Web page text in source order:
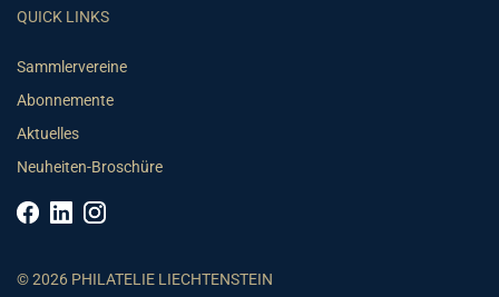
QUICK LINKS
Sammlervereine
Abonnemente
Aktuelles
Neuheiten-Broschüre
© 2026 PHILATELIE LIECHTENSTEIN